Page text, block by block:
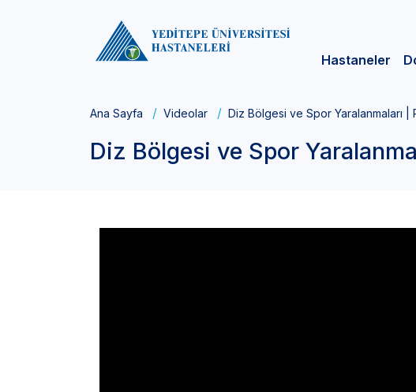
Hastaneler
Ana Sayfa Videolar Diz Bölgesi ve Spor Yaralanmaları |
Diz Bölgesi ve Spor